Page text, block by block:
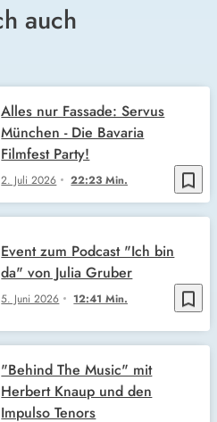
auch
bookmark_border
2. Juli 2026 22:23 Min.
Alles nur Fassade: Servus
München - Die Bavaria
Filmfest Party!
bookmark_border
5. Juni 2026 12:41 Min.
Event zum Podcast "Ich bin
da" von Julia Gruber
"Behind The Music" mit
Herbert Knaup und den
Impulso Tenors